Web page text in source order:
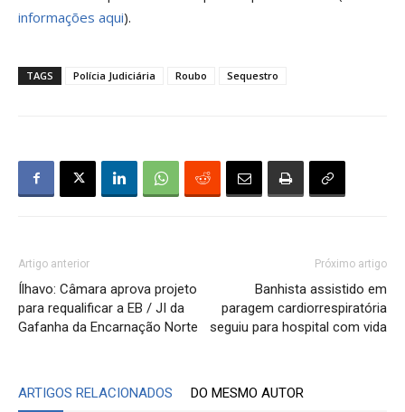
informações aqui).
TAGS Polícia Judiciária Roubo Sequestro
Artigo anterior
Ílhavo: Câmara aprova projeto
para requalificar a EB / JI da
Gafanha da Encarnação Norte
Próximo artigo
Banhista assistido em
paragem cardiorrespiratória
seguiu para hospital com vida
ARTIGOS RELACIONADOS DO MESMO AUTOR